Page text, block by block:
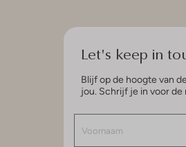
Let's keep in
Blijf op de hoogte van
jou. Schrijf je in voor de